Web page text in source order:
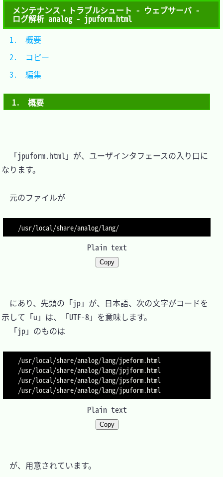
メンテナンス・トラブルシュート - ウェブサーバ -
ログ解析 analog - jpuform.html
2.　コピー
1.　概要
「jpuform.html」が、ユーザインタフェースの入り口に
なります。
元のファイルが
Plain text
Copy
にあり、先頭の「jp」が、日本語、次の文字がコードを
示して「u」は、「UTF-8」を意味します。
「jp」のものは
/usr/local/share/analog/lang/jpeform.html
/usr/local/share/analog/lang/jpjform.html
/usr/local/share/analog/lang/jpsform.html
Plain text
Copy
が、用意されています。